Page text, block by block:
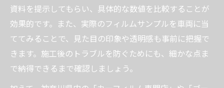
資料を提示してもらい、具体的な数値を比較することが
効果的です。また、実際のフィルムサンプルを車両に当
ててみることで、見た目の印象や透明感も事前に把握で
きます。施工後のトラブルを防ぐためにも、細かな点ま
で納得できるまで確認しましょう。